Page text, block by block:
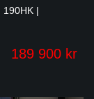
190HK |
189 900 kr